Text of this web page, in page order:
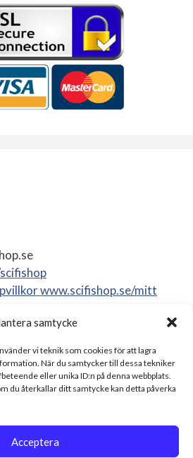
samtycke
vi teknik som cookies för att lagra
När du samtycker till dessa tekniker
eller unika ID:n på denna webbplats.
du återkallar ditt samtycke kan detta påverka
Acceptera
www.scifishop.se/mitt